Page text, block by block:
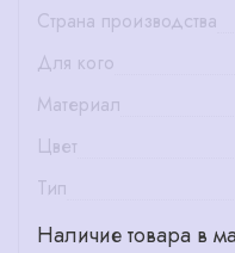
Страна производства
Для кого
Материал
Цвет
Тип
Наличие товара в